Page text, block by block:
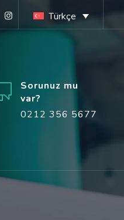
Türkçe
Sorunuz mu
var?
0212 356 5677